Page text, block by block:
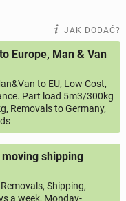
JAK DODAĆ?
Europe, Man & Van
to EU, Low Cost,
Part load 5m3/300kg
Removals to Germany,
shipping
Shipping,
a week, Monday-